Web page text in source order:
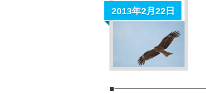
2013年2月22日